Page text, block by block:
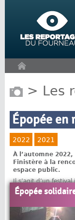
> Les
Épopée
2022 2021
À l’automne
Finistère à la
espace public.
Il s’agit d’un
Le Fourneau et les
En proposant une
nécessaire à
questionne autour
Épopée